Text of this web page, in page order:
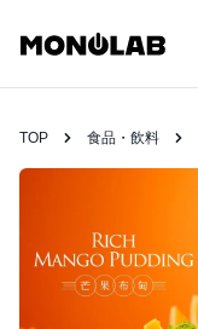
TOP 食品・飲料